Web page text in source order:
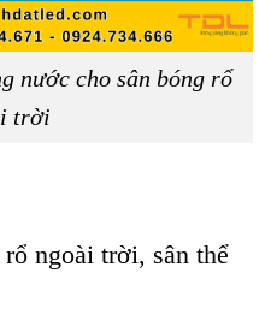
nước cho sân bóng rổ
trời
ngoài trời, sân thể